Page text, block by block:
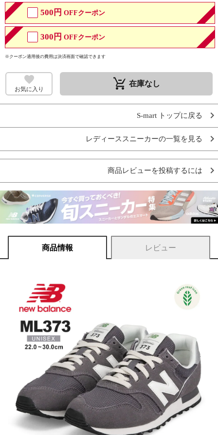
500円 OFFクーポン
300円 OFFクーポン
※クーポン適用後の費用は決済画面で確認できます
お気に入り remove_shopping_cart 在庫なし
S-mart トップに戻る
レディーススニーカーの一覧を見る
商品レビューを投稿するには
商品情報 レビュー